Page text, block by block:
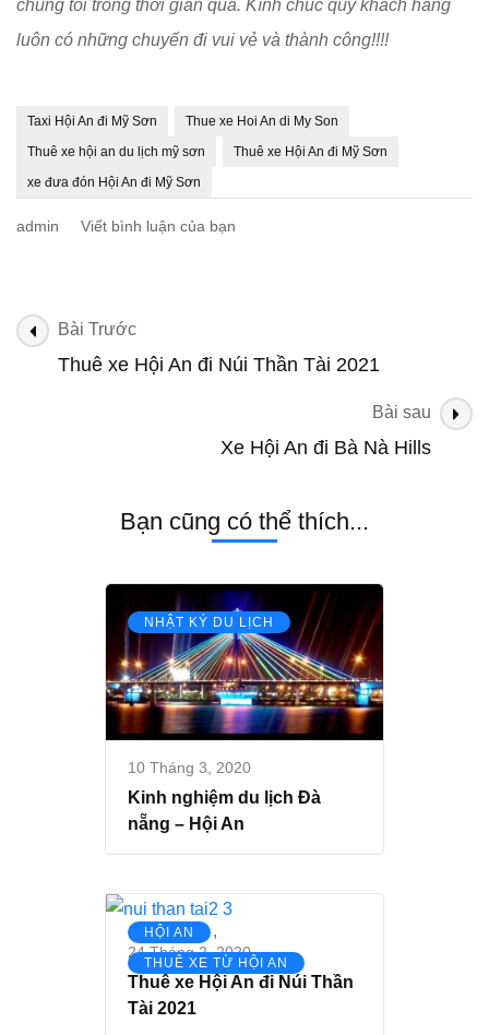
chúng tôi trong thời gian qua. Kính chúc quý khách hàng
luôn có những chuyến đi vui vẻ và thành công!!!!
Taxi Hội An đi Mỹ Sơn
Thue xe Hoi An di My Son
Thuê xe hội an du lịch mỹ sơn
Thuê xe Hội An đi Mỹ Sơn
xe đưa đón Hội An đi Mỹ Sơn
admin Viết bình luận của bạn
Mỹ
Điều
hướng
Bài Trước
Thuê xe Hội An đi Núi Thần Tài 2021
Bài sau
Xe Hội An đi Bà Nà Hills
Bạn cũng có thể thích...
NHẬT KÝ DU LỊCH
10 Tháng 3, 2020
Kinh nghiệm du lịch Đà
nẵng – Hội An
HỘI AN ,
THUÊ XE TỪ HỘI AN
24 Tháng 2, 2020
Thuê xe Hội An đi Núi Thần
Tài 2021